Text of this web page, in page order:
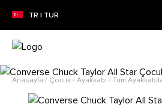
TR | TUR
İNDİRİMİ!Alışverişe Başla!
Anasayfa / Çocuk / Ayakkabı / Tüm